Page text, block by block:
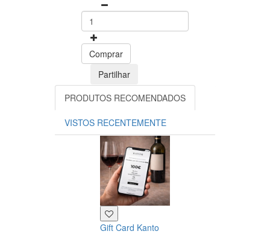
Comprar
Partilhar
PRODUTOS RECOMENDADOS
VISTOS RECENTEMENTE
Gift Card Kanto